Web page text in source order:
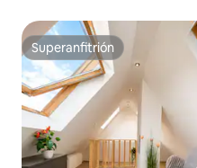
Superanfitrión
Superanfitrión